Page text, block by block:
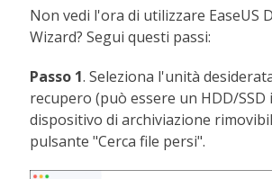
Non vedi l'ora di utilizzare EaseUS
Wizard? Segui questi passi:
Passo 1. Seleziona l'unità
recupero (può essere un HDD/
dispositivo di archiviazione
pulsante "Cerca file persi".